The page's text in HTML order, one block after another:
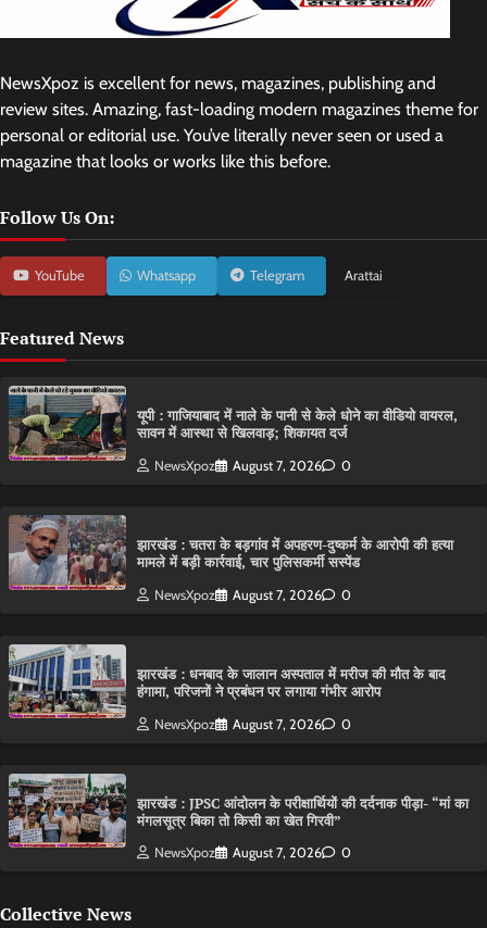
NewsXpoz is excellent for news, magazines, publishing and
review sites. Amazing, fast-loading modern magazines theme for
personal or editorial use. You’ve literally never seen or used a
magazine that looks or works like this before.
Follow Us On:
YouTube Whatsapp Telegram Arattai
Featured News
यूपी : गाजियाबाद में नाले के पानी से केले धोने का वीडियो वायरल,
सावन में आस्था से खिलवाड़; शिकायत दर्ज
NewsXpoz August 7, 2026 0
झारखंड : चतरा के बड़गांव में अपहरण-दुष्कर्म के आरोपी की हत्या
मामले में बड़ी कार्रवाई, चार पुलिसकर्मी सस्पेंड
NewsXpoz August 7, 2026 0
झारखंड : धनबाद के जालान अस्पताल में मरीज की मौत के बाद
हंगामा, परिजनों ने प्रबंधन पर लगाया गंभीर आरोप
NewsXpoz August 7, 2026 0
झारखंड : JPSC आंदोलन के परीक्षार्थियों की दर्दनाक पीड़ा- “मां का
मंगलसूत्र बिका तो किसी का खेत गिरवी”
NewsXpoz August 7, 2026 0
Collective News